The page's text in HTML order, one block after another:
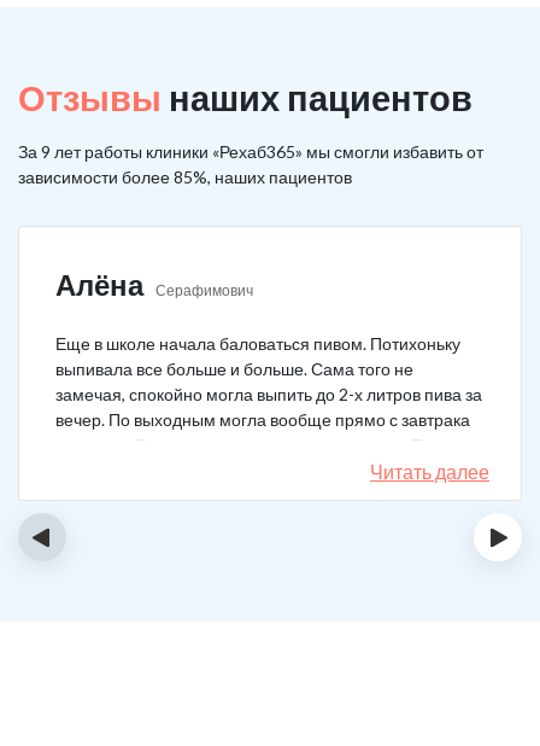
Отзывы наших пациентов
За 9 лет работы клиники «Рехаб365» мы смогли избавить от
зависимости более 85%, наших пациентов
Алёна Серафимович
Еще в школе начала баловаться пивом. Потихоньку
выпивала все больше и больше. Сама того не
замечая, спокойно могла выпить до 2-х литров пива за
вечер. По выходным могла вообще прямо с завтрака
выпивать. В клинику решила позвонить сама. Прошла
курс и уже год не принимаю алкоголь вообще никакой.
Читать далее
‹ ›